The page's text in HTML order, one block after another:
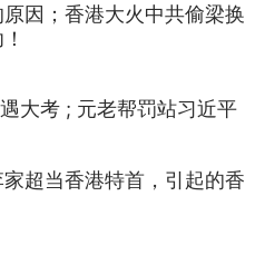
因；香港大火中共偷梁换
大考 ; 元老帮罚站习近平
超当香港特首，引起的香